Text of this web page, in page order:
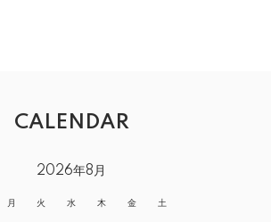
CALENDAR
2026年8月
月 火 水 木 金 土